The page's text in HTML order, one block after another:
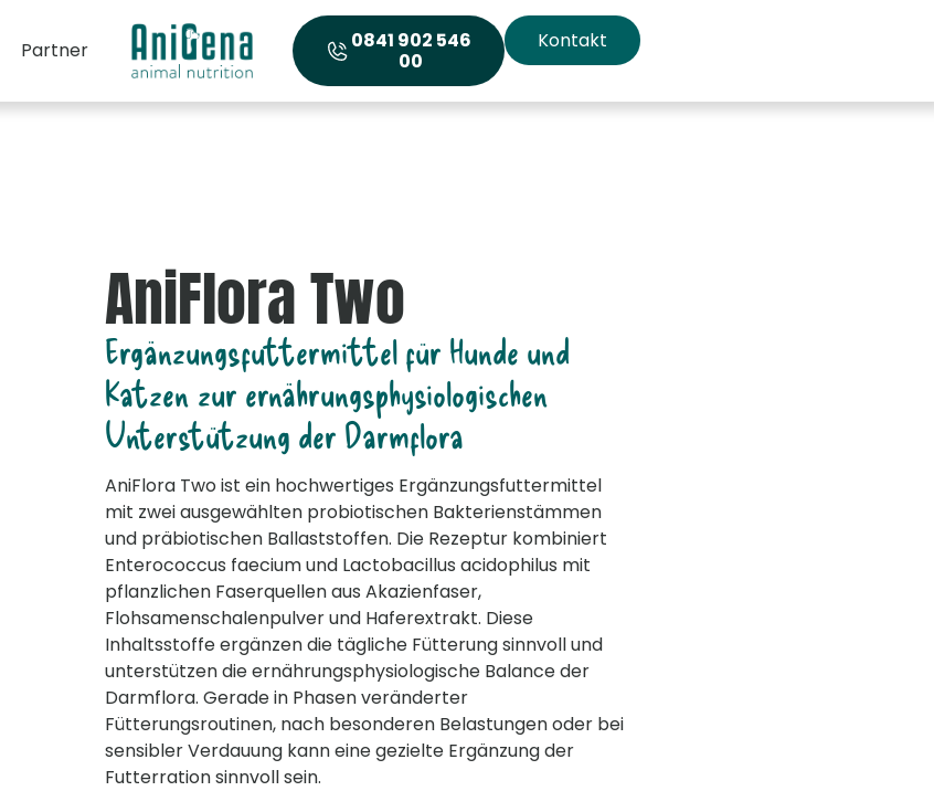
Partner
0841 902 546
00
Kontakt
AniFlora Two
Ergänzungsfuttermittel für Hunde und
Katzen zur ernährungsphysiologischen
Unterstützung der Darmflora
AniFlora Two ist ein hochwertiges Ergänzungsfuttermittel
mit zwei ausgewählten probiotischen Bakterienstämmen
und präbiotischen Ballaststoffen. Die Rezeptur kombiniert
Enterococcus faecium und Lactobacillus acidophilus mit
pflanzlichen Faserquellen aus Akazienfaser,
Flohsamenschalenpulver und Haferextrakt. Diese
Inhaltsstoffe ergänzen die tägliche Fütterung sinnvoll und
unterstützen die ernährungsphysiologische Balance der
Darmflora. Gerade in Phasen veränderter
Fütterungsroutinen, nach besonderen Belastungen oder bei
sensibler Verdauung kann eine gezielte Ergänzung der
Futterration sinnvoll sein.